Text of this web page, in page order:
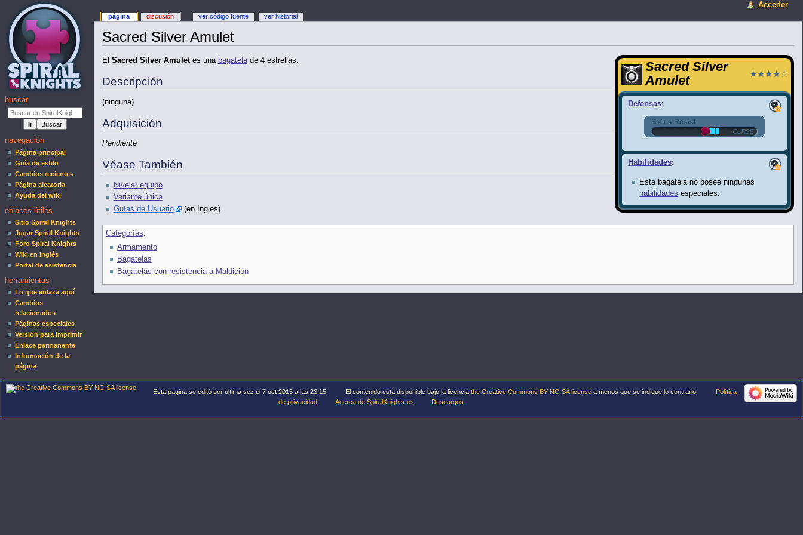
Sacred Silver Amulet
Sacred Silver
Amulet
★★★★☆
Defensas:
Habilidades:
Esta bagatela no posee ningunas
habilidades especiales.
El Sacred Silver Amuletes una bagatelade 4 estrellas.
Descripción
(ninguna)
Adquisición
Pendiente
Véase También
Nivelar equipo
Variante única
Guías de Usuario
(en Ingles)
Categorías:
Armamento
Bagatelas
Bagatelas con resistencia a Maldición
página discusión ver código fuente ver historial
Acceder
buscar
navegación
Página principal
Guía de estilo
Cambios recientes
Página aleatoria
Ayuda del wiki
enlaces útiles
Sitio Spiral Knights
Jugar Spiral Knights
Foro Spiral Knights
Wiki en inglés
Portal de asistencia
herramientas
Lo que enlaza aquí
Cambios
relacionados
Páginas especiales
Versión para imprimir
Enlace permanente
Información de la
página
Esta página se editó por última vez el 7 oct 2015 a las 23:15. El contenido está disponible bajo la licenciathe Creative Commons BY-NC-SA license a menos que se indique lo contrario.
Política
de privacidad
Acerca de SpiralKnights-es Descargos